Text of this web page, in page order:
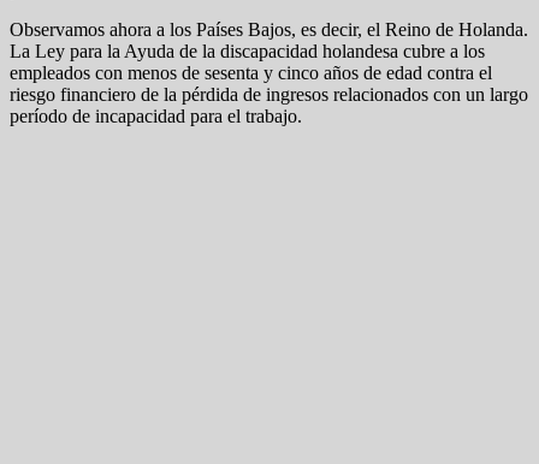
Observamos ahora a los Países Bajos, es decir, el Reino de Holanda.
La Ley para la Ayuda de la discapacidad holandesa cubre a los
empleados con menos de sesenta y cinco años de edad contra el
riesgo financiero de la pérdida de ingresos relacionados con un largo
período de incapacidad para el trabajo.